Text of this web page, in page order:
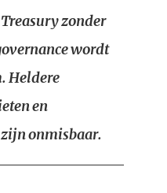
Treasury zonder
wordt
Heldere
en
onmisbaar.